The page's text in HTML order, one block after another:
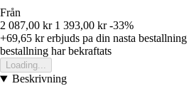
Från
2 087,00 kr 1 393,00 kr -33%
+69,65 krerbjuds pa din nasta bestallning
bestallning har bekraftats
Loading...
Beskrivning